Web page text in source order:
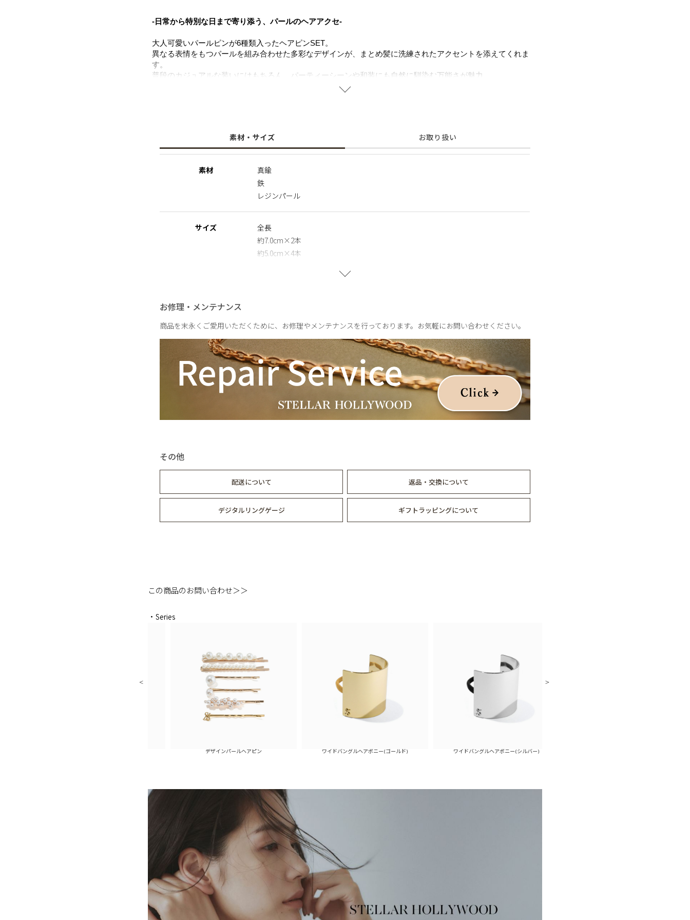
-日常から特別な日まで寄り添う、パールのヘアアクセ-
大人可愛いパールピンが6種類入ったヘアピンSET。
異なる表情をもつパールを組み合わせた多彩なデザインが、まとめ髪に洗練されたアクセントを添えてくれま
す。
普段のカジュアルな装いにはもちろん、パーティーシーンや和装にも自然に馴染む万能さが魅力。
その日の気分やシーンに合わせてデザインを選べる楽しさも、パール好きにはたまらないポイントです。
す。あらかじめご了承ください。
素材・サイズ お取り扱い
素材
真鍮
鉄
レジンパール
サイズ
全長
約7.0cm×2本
約5.0cm×4本
お修理・メンテナンス
商品を末永くご愛用いただくために、お修理やメンテナンスを行っております。お気軽にお問い合わせください。
その他
配送について 返品・交換について
デジタルリングゲージ ギフトラッピングについて
この商品のお問い合わせ＞＞
・Series
デザインパールヘアピン ワイドバングルヘアポニー(ゴールド) ワイドバングルヘアポニー(シルバー)